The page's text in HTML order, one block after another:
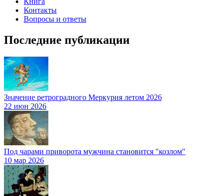
Контакты
Вопросы и ответы
Последние публикации
Значение ретроградного Меркурия летом 2026
22 июн 2026
Под чарами приворота мужчина становится "козлом"
10 мар 2026